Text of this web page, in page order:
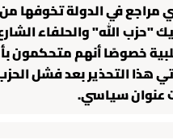
مراجع في الدولة تخوفها
"حزب الله" والحلفاء
خصوصًا أنهم متحكمون
هذا التحذير بعد فشل
عنوان سياسي.